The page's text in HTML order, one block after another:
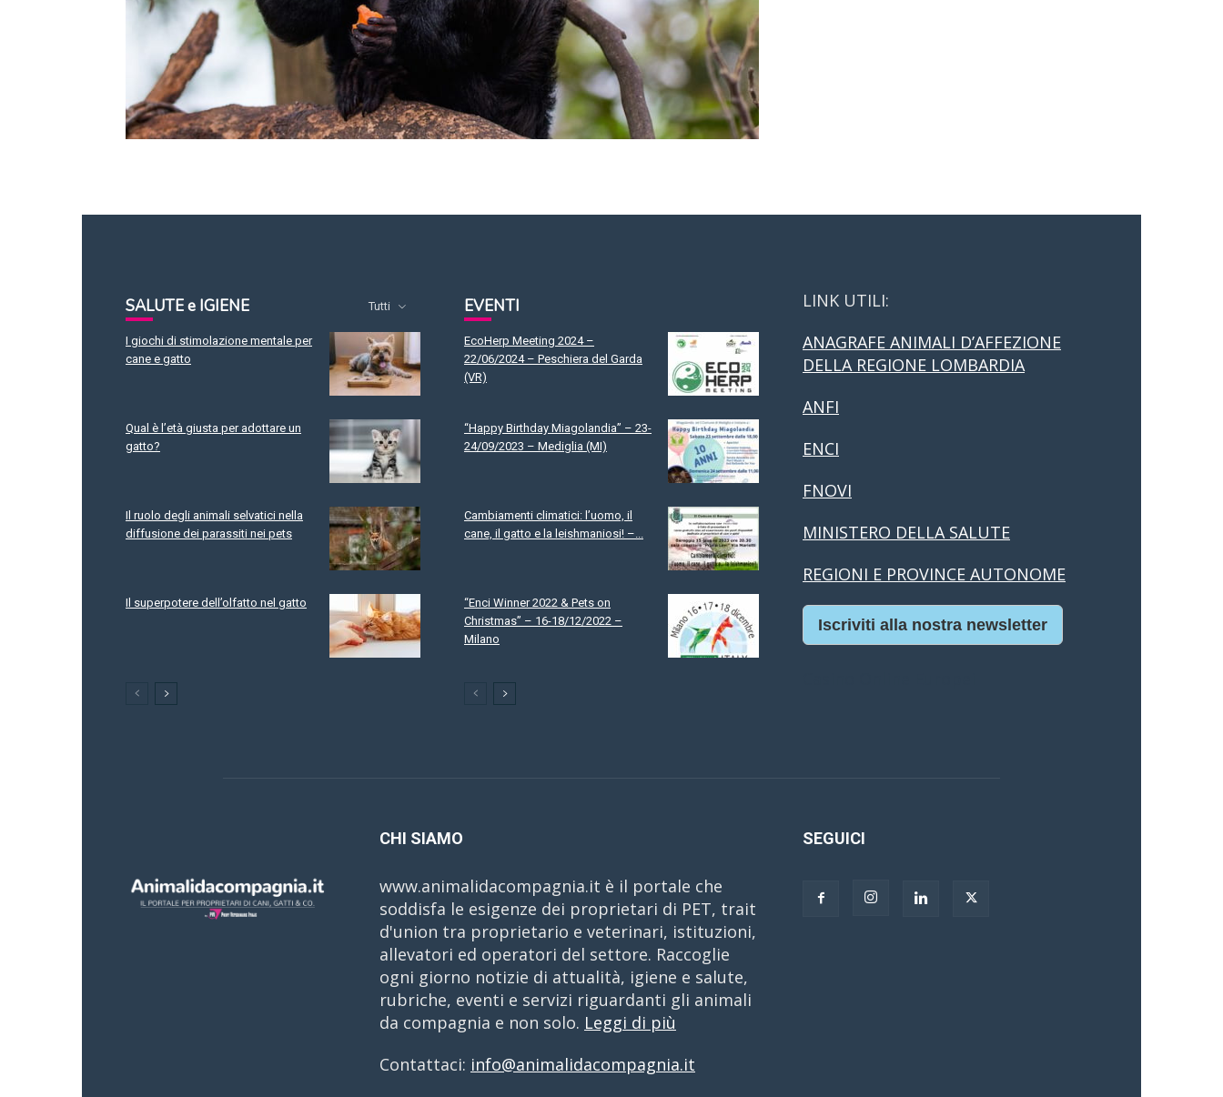
SALUTE e IGIENE Tutti
I giochi di stimolazione mentale per
cane e gatto
Qual è l’età giusta per adottare un
gatto?
Il ruolo degli animali selvatici nella
diffusione dei parassiti nei pets
Il superpotere dell’olfatto nel gatto
EVENTI
EcoHerp Meeting 2024 –
22/06/2024 – Peschiera del Garda
(VR)
“Happy Birthday Miagolandia” – 23-
24/09/2023 – Mediglia (MI)
Cambiamenti climatici: l’uomo, il
cane, il gatto e la leishmaniosi! –...
“Enci Winner 2022 & Pets on
Christmas” – 16-18/12/2022 –
Milano
LINK UTILI:
ANAGRAFE ANIMALI D’AFFEZIONE
DELLA REGIONE LOMBARDIA
ANFI
ENCI
FNOVI
MINISTERO DELLA SALUTE
REGIONI E PROVINCE AUTONOME
Iscriviti alla nostra newsletter
CHI SIAMO
www.animalidacompagnia.it è il portale che
soddisfa le esigenze dei proprietari di PET, trait
d'union tra proprietario e veterinari, istituzioni,
allevatori ed operatori del settore. Raccoglie
ogni giorno notizie di attualità, igiene e salute,
rubriche, eventi e servizi riguardanti gli animali
da compagnia e non solo. Leggi di più
Contattaci: info@animalidacompagnia.it
SEGUICI